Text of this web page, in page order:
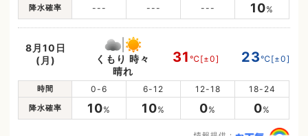
降水確率 --- --- --- 10%
8月10日
(月)
くもり 時々
晴れ
31 ℃[±0] 23℃[±0]
時間 0-6 6-12 12-18 18-24
降水確率 10% 10% 0% 0%